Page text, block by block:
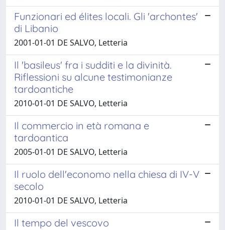
Funzionari ed élites locali. Gli 'archontes'
di Libanio
2001-01-01 DE SALVO, Letteria
Il 'basileus' fra i sudditi e la divinità.
Riflessioni su alcune testimonianze
tardoantiche
2010-01-01 DE SALVO, Letteria
Il commercio in età romana e
tardoantica
2005-01-01 DE SALVO, Letteria
Il ruolo dell'economo nella chiesa di IV-V
secolo
2010-01-01 DE SALVO, Letteria
Il tempo del vescovo